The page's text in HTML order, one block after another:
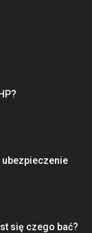
ubezpieczenie
się czego bać?